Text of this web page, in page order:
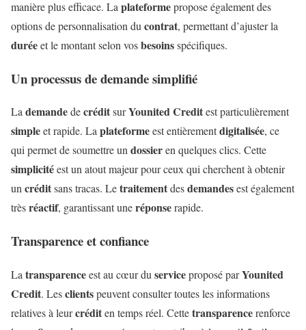
manière plus efficace. La plateformepropose également des
options de personnalisation du contrat, permettant d’ajuster la
duréeet le montant selon vosbesoinsspécifiques.
Un processus de demande simplifié
LademandedecréditsurYounited Creditest particulièrement
simpleet rapide. Laplateformeest entièrementdigitalisée, ce
qui permet de soumettre undossieren quelques clics. Cette
simplicitéest un atout majeur pour ceux qui cherchent à obtenir
uncréditsans tracas. Letraitementdesdemandesest également
trèsréactif, garantissant uneréponserapide.
Transparence et confiance
La transparenceest au cœur du serviceproposé parYounited
Credit. Lesclientspeuvent consulter toutes les informations
relatives à leurcréditen temps réel. Cettetransparencerenforce